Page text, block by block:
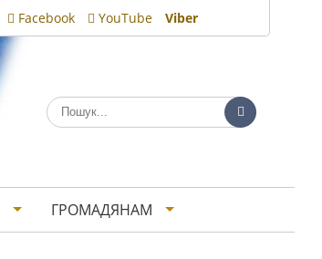
Facebook YouTube Viber
ГРОМАДЯНАМ